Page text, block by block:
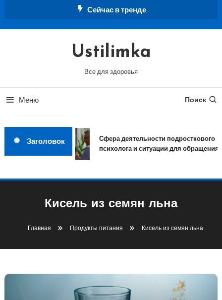
Сейчас в тренде
Ustilimka
Все для здоровья
Меню Поиск
Заголовок
Сфера деятельности подросткового
психолога и ситуации для обращения
Кисель из семян льна
Главная Продукты питания Кисель из семян льна